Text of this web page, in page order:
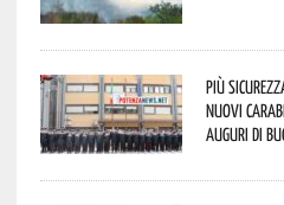
Più
nuovi
Auguri di